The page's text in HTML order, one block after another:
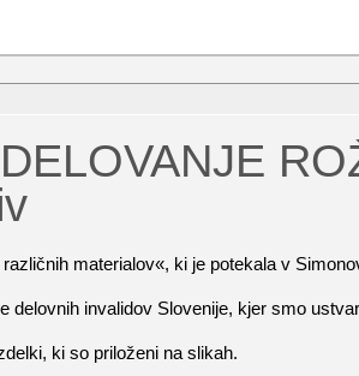
materialov«, ki je potekala v
delovnih invalidov Slovenije, kjer smo
ki so priloženi na slikah.